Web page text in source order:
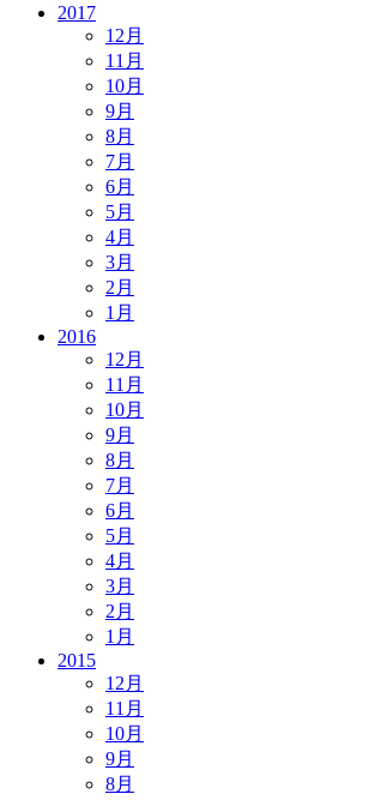
2017
12月
11月
10月
9月
8月
7月
6月
5月
4月
3月
2月
1月
2016
12月
11月
10月
9月
8月
7月
6月
5月
4月
3月
2月
1月
2015
12月
11月
10月
9月
8月